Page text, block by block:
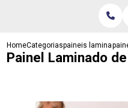
HomeCategoriaspaineis laminados
Painel Laminado